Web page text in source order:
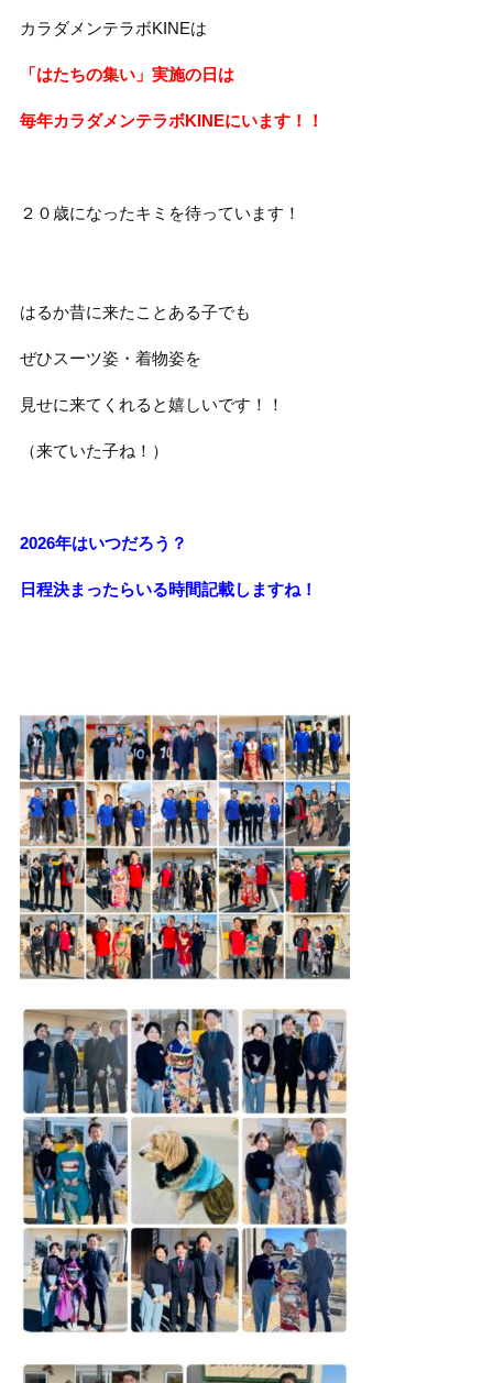
カラダメンテラボKINEは
「はたちの集い」実施の日は
毎年カラダメンテラボKINEにいます！！
２０歳になったキミを待っています！
はるか昔に来たことある子でも
ぜひスーツ姿・着物姿を
見せに来てくれると嬉しいです！！
（来ていた子ね！）
2026年はいつだろう？
日程決まったらいる時間記載しますね！